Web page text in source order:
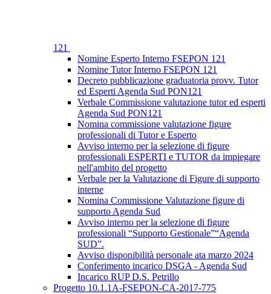
121
Nomine Esperto Interno FSEPON 121
Nomine Tutor Interno FSEPON 121
Decreto pubblicazione graduatoria provv. Tutor
ed Esperti Agenda Sud PON121
Verbale Commissione valutazione tutor ed esperti
Agenda Sud PON121
Nomina commissione valutazione figure
professionali di Tutor e Esperto
Avviso interno per la selezione di figure
professionali ESPERTI e TUTOR da impiegare
nell'ambito del progetto
Verbale per la Valutazione di Figure di supporto
interne
Nomina Commissione Valutazione figure di
supporto Agenda Sud
Avviso interno per la selezione di figure
professionali “Supporto Gestionale”“Agenda
SUD”.
Avviso disponibilità personale ata marzo 2024
Conferimento incarico DSGA - Agenda Sud
Incarico RUP D.S. Petrillo
Progetto 10.1.1A-FSEPON-CA-2017-775